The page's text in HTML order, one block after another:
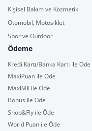
Kişisel Bakım ve Kozmetik
Otomobil, Motosiklet
Spor ve Outdoor
Ödeme
Kredi Kartı/Banka Kartı ile Öde
MaxiPuan ile Öde
MaxiMil ile Öde
Bonus ile Öde
Shop&Fly ile Öde
World Puan ile Öde